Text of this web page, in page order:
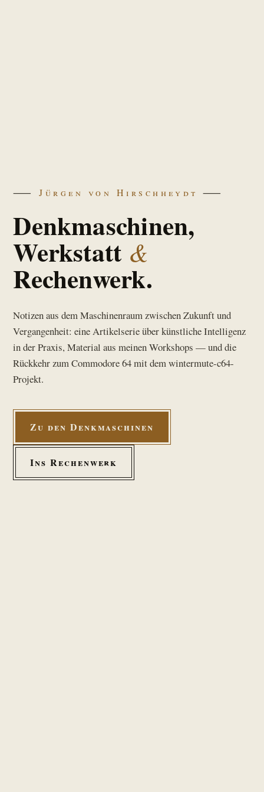
Jürgen von Hirschheydt
Denkmaschinen,
Werkstatt &
Rechenwerk.
Notizen aus dem Maschinenraum zwischen Zukunft und
Vergangenheit: eine Artikelserie über künstliche Intelligenz
in der Praxis, Material aus meinen Workshops — und die
Rückkehr zum Commodore 64 mit dem wintermute-c64-
Projekt.
Zu den Denkmaschinen
Ins Rechenwerk